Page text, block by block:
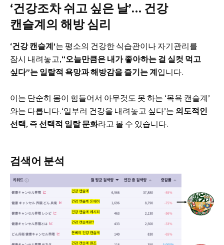
‘건강조차 쉬고 싶은 날’… 건강
캔슬계의 해방 심리
‘건강 캔슬계’는 평소의 건강한 식습관이나 자기관리를
잠시 내려놓고,“오늘만큼은 내가 좋아하는 걸 실컷 먹고
싶다”는 일탈적 욕망과 해방감을 즐기는 계입니다.
이는 단순히 몸이 힘들어서 아무것도 못 하는 ‘목욕 캔슬계’
와는 다릅니다.‘일부러 건강을 내려놓고 싶다’는 의도적인
선택, 즉 선택적 일탈 문화라고 볼 수 있습니다.
검색어 분석